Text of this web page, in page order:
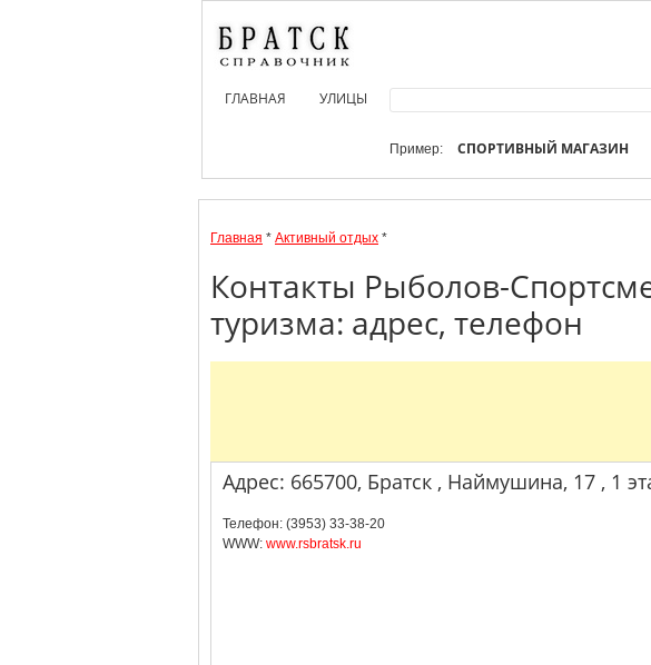
ГЛАВНАЯ УЛИЦЫ
Пример: СПОРТИВНЫЙ МАГАЗИН
Главная * Активный отдых *
Контакты Рыболов-
туризма: адрес, телефон
Адрес: 665700, Братск , Наймушина, 17 , 1
Телефон: (3953) 33-38-20
WWW: www.rsbratsk.ru